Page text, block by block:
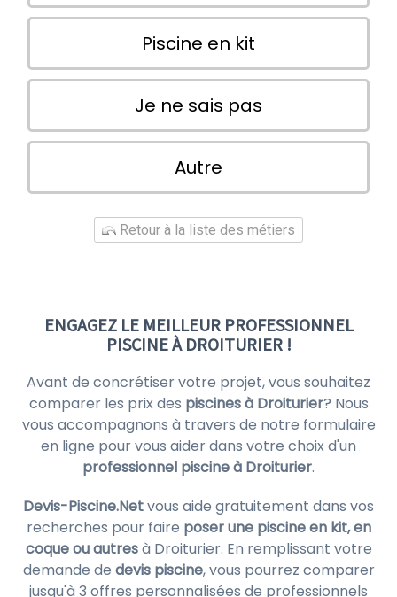
Piscine en kit
Je ne sais pas
Autre
Retour à la liste des métiers
ENGAGEZ LE MEILLEUR PROFESSIONNEL
PISCINE À DROITURIER !
Avant de concrétiser votre projet, vous souhaitez
comparer les prix des piscines à Droiturier? Nous
vous accompagnons à travers de notre formulaire
en ligne pour vous aider dans votre choix d'un
professionnel piscine à Droiturier.
Devis-Piscine.Netvous aide gratuitement dans vos
recherches pour faire poser une piscine en kit, en
coque ou autresà Droiturier. En remplissant votre
demande de devis piscine, vous pourrez comparer
jusqu'à 3 offres personnalisées de professionnels